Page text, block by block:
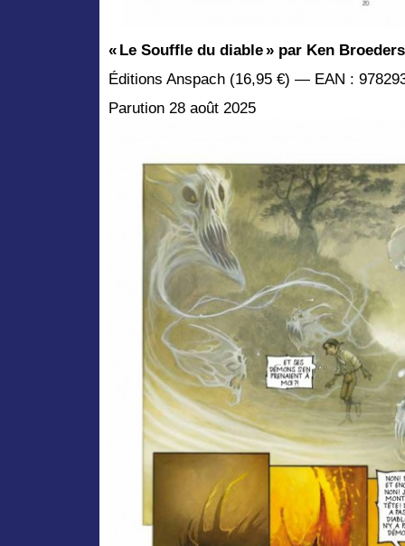
« Le Souffle du diable » par Ken Broeders
Éditions Anspach (16,95 €) — EAN :
Parution 28 août 2025